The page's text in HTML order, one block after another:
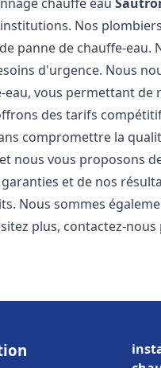
Nos
panne de chauffe-eau.
d'urgence. Nous
vous permettant
des tarifs
compromettre la
nous vous proposons
et de nos
Nous sommes
plus, contactez-